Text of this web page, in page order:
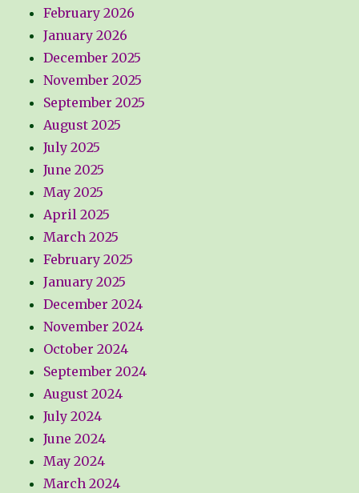
February 2026
January 2026
December 2025
November 2025
September 2025
August 2025
July 2025
June 2025
May 2025
April 2025
March 2025
February 2025
January 2025
December 2024
November 2024
October 2024
September 2024
August 2024
July 2024
June 2024
May 2024
March 2024